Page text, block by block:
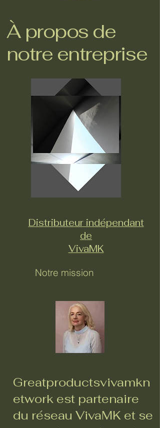
À propos de
notre entreprise
Distributeur indépendant
de
VivaMK
Notre mission
Greatproductsvivamkn
etwork est partenaire
du réseau VivaMK et se